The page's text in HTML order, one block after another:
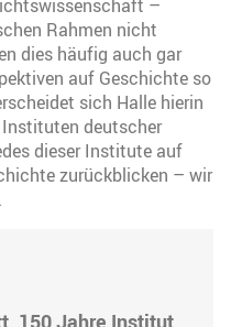
–
Rahmen nicht
dies häufig auch gar
auf Geschichte so
sich Halle hierin
deutscher
dieser Institute auf
zurückblicken – wir